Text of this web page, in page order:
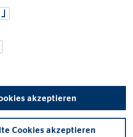
werden Sie
Finanzberatung ist, dass Sie
erkläre ich Ihnen bis ins Detail,
empfehle und
Ihren individuellen Bedürfnissen
akzeptieren
Cookies akzeptieren